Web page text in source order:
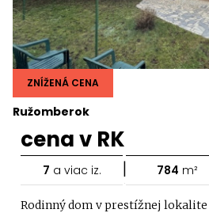
Ružomberok
ZNÍŽENÁ CENA
cena v RK
7 a viac iz. | 784 m²
Rodinný dom v prestížnej